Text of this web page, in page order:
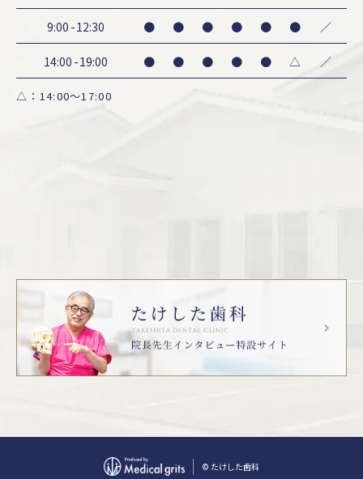
9:00 -12:30 ● ● ● ● ● ● ／
14:00 -19:00 ● ● ● ● ● △ ／
△：14:00～17:00
© たけした歯科